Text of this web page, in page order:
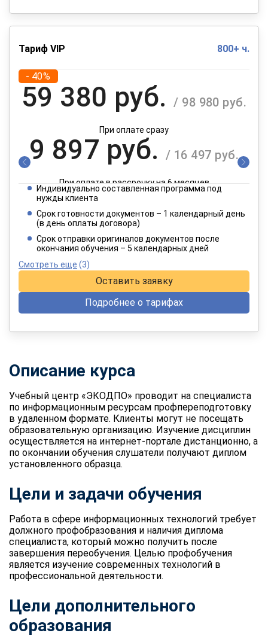
Тариф VIP 800+ ч.
- 40%
59 380 руб. / 98 980 руб.
При оплате сразу
9 897 руб. / 16 497 руб.
При оплате в рассрочку на 6 месяцев
4 949 руб. / 8 249 руб.
При оплате в рассрочку на 12 месяцев
Индивидуально составленная программа под
нужды клиента
Срок готовности документов – 1 календарный день
(в день оплаты договора)
Срок отправки оригиналов документов после
окончания обучения – 5 календарных дней
Смотреть еще (3)
Оставить заявку
Подробнее о тарифах
Описание курса
Учебный центр «ЭКОДПО» проводит на специалиста
по информационным ресурсам профпереподготовку
в удаленном формате. Клиенты могут не посещать
образовательную организацию. Изучение дисциплин
осуществляется на интернет-портале дистанционно, а
по окончании обучения слушатели получают диплом
установленного образца.
Цели и задачи обучения
Работа в сфере информационных технологий требует
должного профобразования и наличия диплома
специалиста, который можно получить после
завершения переобучения. Целью профобучения
является изучение современных технологий в
профессиональной деятельности.
Цели дополнительного
образования